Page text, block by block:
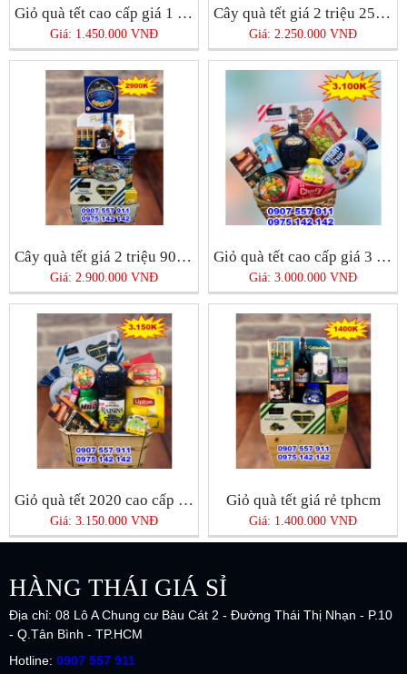
Giỏ quà tết cao cấp giá 1 triệu 450k
Giá: 1.450.000 VNĐ
Cây quà tết giá 2 triệu 250k cao cấp giá rẻ
Giá: 2.250.000 VNĐ
Cây quà tết giá 2 triệu 900k đẳng cấp giá rẻ
Giá: 2.900.000 VNĐ
Giỏ quà tết cao cấp giá 3 triệu
Giá: 3.000.000 VNĐ
Giỏ quà tết 2020 cao cấp giá rẻ nhất Tphcm
Giá: 3.150.000 VNĐ
Giỏ quà tết giá rẻ tphcm
Giá: 1.400.000 VNĐ
HÀNG THÁI GIÁ SỈ
Địa chỉ: 08 Lô A Chung cư Bàu Cát 2 - Đường Thái Thị Nhạn - P.10
- Q.Tân Bình - TP.HCM
Hotline: 0907 557 911